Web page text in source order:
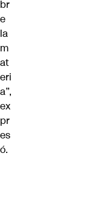
br
e
la
m
at
eri
a”,
ex
pr
es
ó.